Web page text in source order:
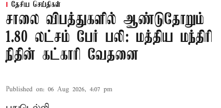
தேசிய செய்திகள்
சாலை விபத்துகளில் ஆண்டுதோறும்
1.80 லட்சம் பேர் பலி: மத்திய மந்திரி
நிதின் கட்காரி வேதனை
Published on: 06 Aug 2026, 4:07 pm